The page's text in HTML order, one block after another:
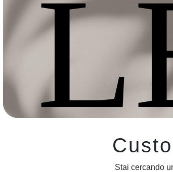
Stai cercando